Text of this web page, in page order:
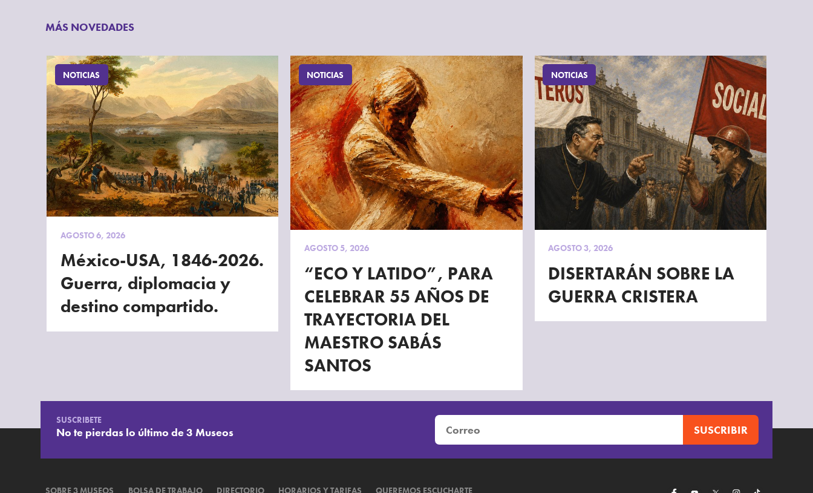
MÁS NOVEDADES
NOTICIAS
AGOSTO 6, 2026
México-USA, 1846-2026.
Guerra, diplomacia y
destino compartido.
NOTICIAS
AGOSTO 5, 2026
“ECO Y LATIDO”, PARA
CELEBRAR 55 AÑOS DE
TRAYECTORIA DEL
MAESTRO SABÁS
SANTOS
NOTICIAS
AGOSTO 3, 2026
DISERTARÁN SOBRE LA
GUERRA CRISTERA
SUSCRIBETE
No te pierdas lo último de 3 Museos
SOBRE 3 MUSEOS BOLSA DE TRABAJO DIRECTORIO HORARIOS Y TARIFAS QUEREMOS ESCUCHARTE